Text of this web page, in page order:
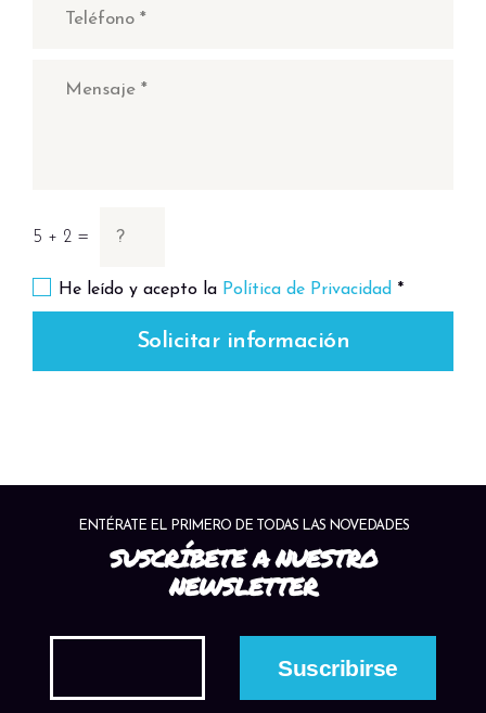
5 + 2 =
He leído y acepto la Política de Privacidad *
Solicitar información
ENTÉRATE EL PRIMERO DE TODAS LAS NOVEDADES
SUSCRÍBETE A NUESTRO
NEWSLETTER